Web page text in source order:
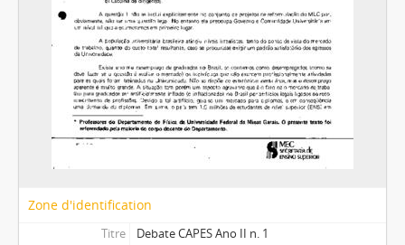
Zone d'identification
Titre
Debate CAPES Ano II n. 1